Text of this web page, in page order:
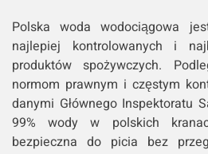
Polska woda wodociągowa
najlepiej kontrolowanych i
produktów spożywczych.
normom prawnym i częstym
danymi Głównego Inspektoratu
99% wody w polskich
bezpieczna do picia bez